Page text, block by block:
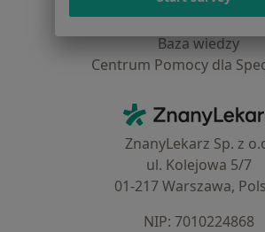
Noa Notes nowość
Baza wiedzy
Centrum Pomocy dla
ZnanyLekarz
ZnanyLekarz Sp. z
ul. Kolejowa 5/7
01-217 Warszawa,
NIP: ⁠7010224868